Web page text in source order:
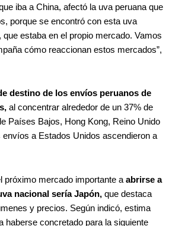
iba a China, afectó la uva peruana que
porque se encontró con esta uva
estaba en el propio mercado. Vamos
cómo reaccionan estos mercados”,
destino de los envíos peruanos de
al concentrar alrededor de un 37% de
Países Bajos, Hong Kong, Reino Unido
envíos a Estados Unidos ascendieron a
próximo mercado importante a abrirse a
nacional sería Japón, que destaca
y precios. Según indicó, estima
haberse concretado para la siguiente